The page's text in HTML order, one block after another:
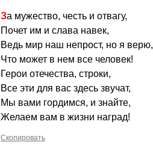
За мужество, честь и отвагу,
Почет им и слава навек,
Ведь мир наш непрост, но я верю,
Что может в нем все человек!
Герои отечества, строки,
Все эти для вас здесь звучат,
Мы вами гордимся, и знайте,
Желаем вам в жизни наград!
Скопировать